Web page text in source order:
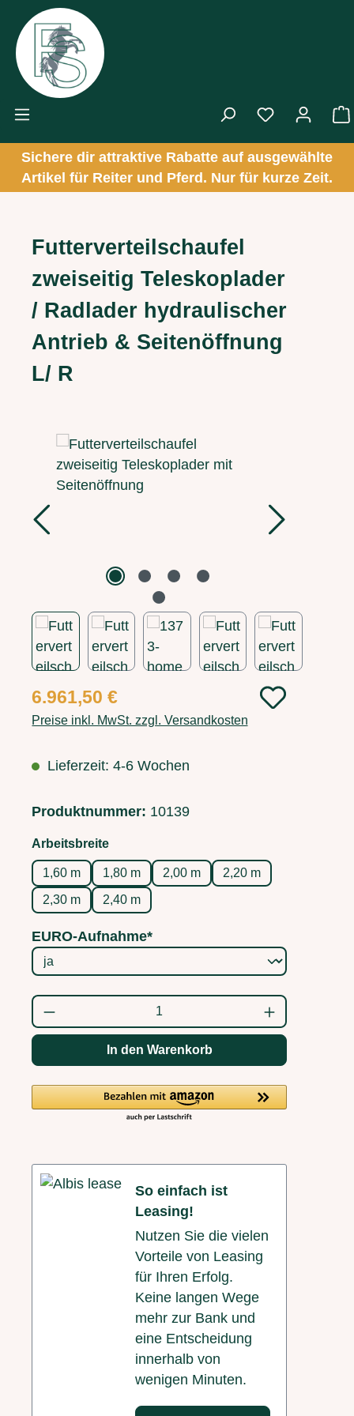
Zum Hauptinhalt springen
Sichere dir attraktive Rabatte auf ausgewählte
Artikel für Reiter und Pferd. Nur für kurze Zeit.
Futterverteilschaufel
zweiseitig Teleskoplader
/ Radlader hydraulischer
Antrieb & Seitenöffnung
L/ R
Bildergalerie überspringen
Regulärer Preis:
6.961,50 €
Preise inkl. MwSt. zzgl. Versandkosten
Lieferzeit: 4-6 Wochen
Produktnummer: 10139
Arbeitsbreiteauswählen
1,60 m 1,80 m 2,00 m
2,20 m
2,30 m
2,40 m
EURO-Aufnahme*
Produkt Anzahl: Gib den gewünschten
In den Warenkorb
So einfach ist
Leasing!
Nutzen Sie die vielen
Vorteile von Leasing
für Ihren Erfolg.
Keine langen Wege
mehr zur Bank und
eine Entscheidung
innerhalb von
wenigen Minuten.